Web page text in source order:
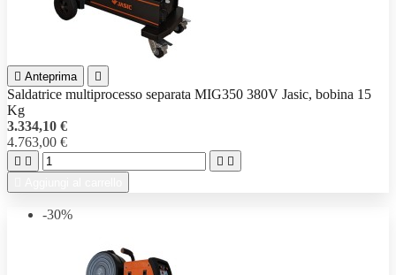
 Anteprima 
Saldatrice multiprocesso separata MIG350 380V Jasic, bobina 15
Kg
3.334,10 €
4.763,00 €
   
-30%